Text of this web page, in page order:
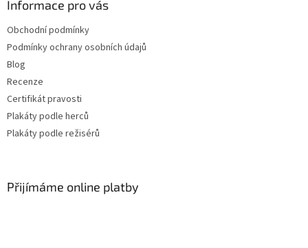
Informace pro vás
Obchodní podmínky
Podmínky ochrany osobních údajů
Blog
Recenze
Certifikát pravosti
Plakáty podle herců
Plakáty podle režisérů
Přijímáme online platby